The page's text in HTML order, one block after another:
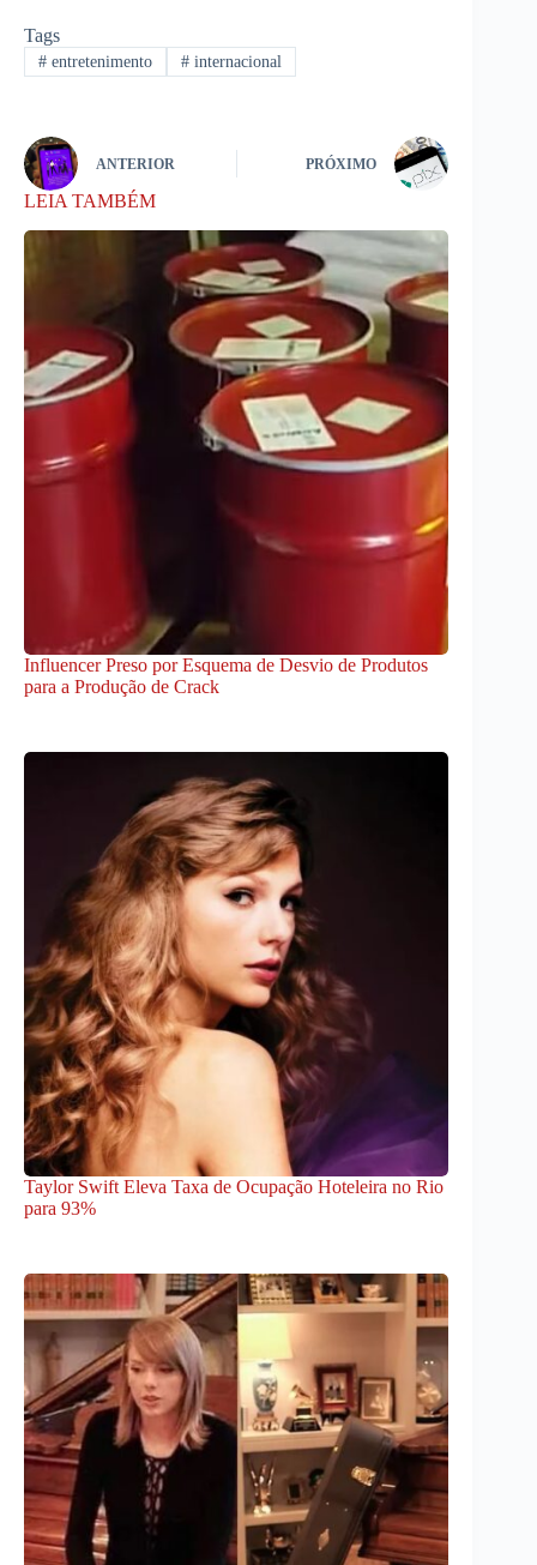
Tags
#entretenimento #internacional
ANTERIOR PRÓXIMO
LEIA TAMBÉM
Influencer Preso por Esquema de Desvio de Produtos
para a Produção de Crack
Taylor Swift Eleva Taxa de Ocupação Hoteleira no Rio
para 93%